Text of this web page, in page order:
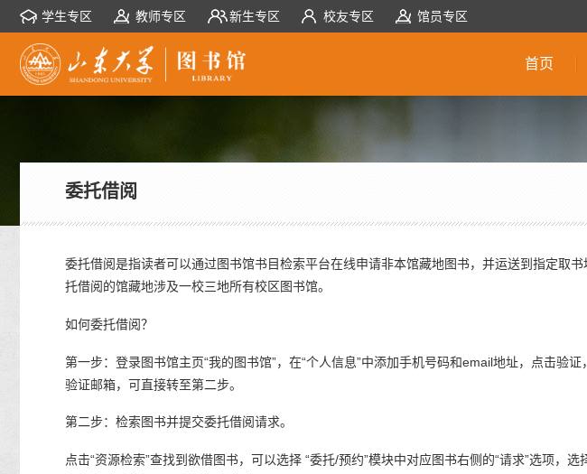
学生专区 教师专区 新生专区 校友专区 馆员专区
首页
委托借阅
委托借阅是指读者可以通过图书馆书目检索平台在线申请非本馆藏地图书，并运送到指定取
托借阅的馆藏地涉及一校三地所有校区图书馆。
如何委托借阅？
第一步：登录图书馆主页“我的图书馆”，在“个人信息”中添加手机号码和email地址，点击验
验证邮箱，可直接转至第二步。
第二步：检索图书并提交委托借阅请求。
点击“资源检索”查找到欲借图书，可以选择 “委托/预约”模块中对应图书右侧的“请求”选项，